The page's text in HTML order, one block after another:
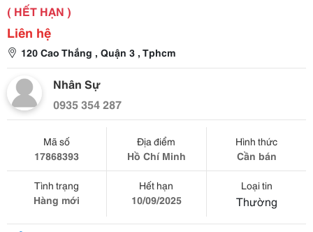
( HẾT HẠN )
Liên hệ
120 Cao Thắng , Quận 3 , Tphcm
Nhân Sự
0935 354 287
Mã số
17868393
Địa điểm
Hồ Chí Minh
Hình thức
Cần bán
Tình trạng
Hàng mới
Hết hạn
10/09/2025
Loại tin
Thường